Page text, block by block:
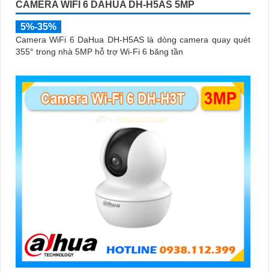
CAMERA WIFI 6 DAHUA DH-H5AS 5MP
5%-35%
Camera WiFi 6 DaHua DH-H5AS là dòng camera quay quét
355° trong nhà 5MP hỗ trợ Wi-Fi 6 băng tần